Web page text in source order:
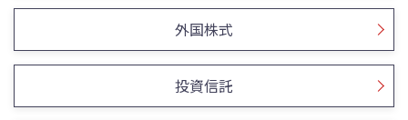
外国株式
投資信託